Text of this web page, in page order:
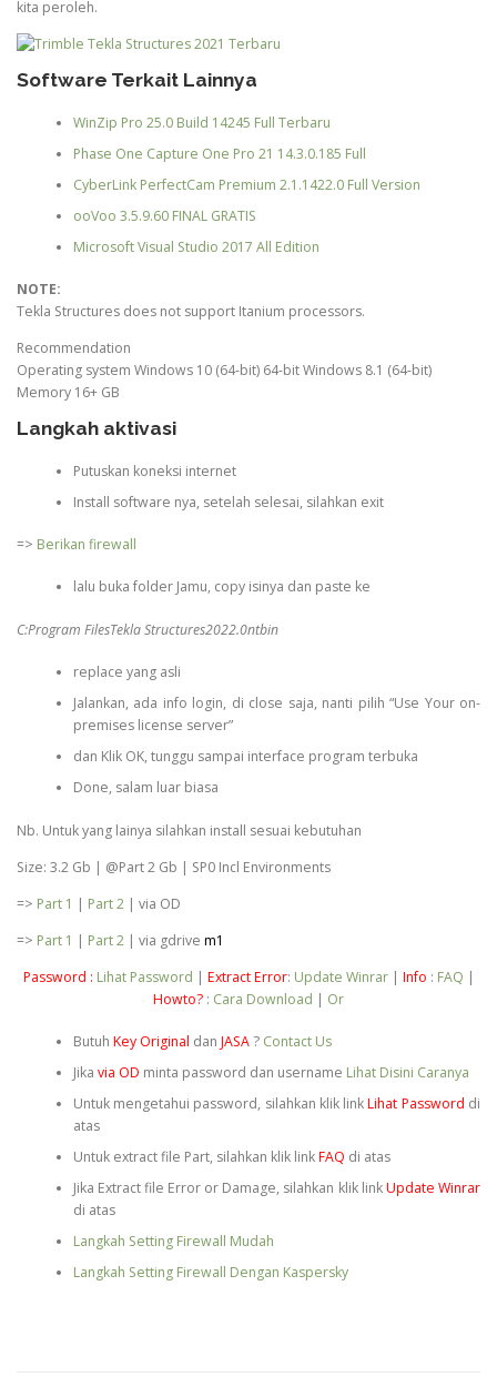
kita peroleh.
Software Terkait Lainnya
WinZip Pro 25.0 Build 14245 Full Terbaru
Phase One Capture One Pro 21 14.3.0.185 Full
CyberLink PerfectCam Premium 2.1.1422.0 Full Version
ooVoo 3.5.9.60 FINAL GRATIS
Microsoft Visual Studio 2017 All Edition
NOTE:
Tekla Structures does not support Itanium processors.
Recommendation
Operating system Windows 10 (64-bit) 64-bit Windows 8.1 (64-bit)
Memory 16+ GB
Langkah aktivasi
Putuskan koneksi internet
Install software nya, setelah selesai, silahkan exit
=> Berikan firewall
lalu buka folder Jamu, copy isinya dan paste ke
C:Program FilesTekla Structures2022.0ntbin
replace yang asli
Jalankan, ada info login, di close saja, nanti pilih “Use Your on-
premises license server”
dan Klik OK, tunggu sampai interface program terbuka
Done, salam luar biasa
Nb. Untuk yang lainya silahkan install sesuai kebutuhan
Size: 3.2 Gb | @Part 2 Gb | SP0 Incl Environments
=> Part 1 | Part 2 | via OD
=> Part 1 | Part 2 | via gdrive m1
Password : Lihat Password | Extract Error: Update Winrar| Info : FAQ |
Howto? : Cara Download | Or
Butuh Key Original dan JASA? Contact Us
Jika via OD minta password dan username Lihat Disini Caranya
Untuk mengetahui password, silahkan klik linkLihat Password di
atas
Untuk extract file Part, silahkan klik linkFAQ di atas
Jika Extract file Error or Damage, silahkan klik linkUpdate Winrar
di atas
Langkah Setting Firewall Mudah
Langkah Setting Firewall Dengan Kaspersky